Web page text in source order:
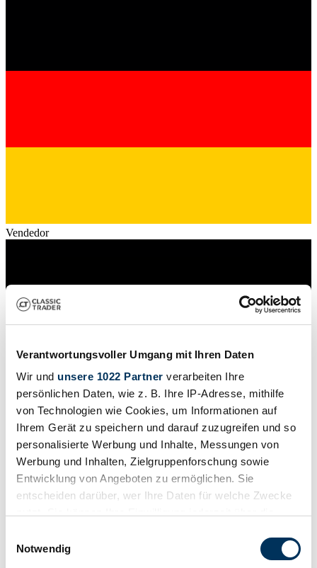
Verantwortungsvoller Umgang mit Ihren Daten
Wir und unsere 1022 Partner verarbeiten Ihre
persönlichen Daten, wie z. B. Ihre IP-Adresse, mithilfe
von Technologien wie Cookies, um Informationen auf
Ihrem Gerät zu speichern und darauf zuzugreifen und so
personalisierte Werbung und Inhalte, Messungen von
Werbung und Inhalten, Zielgruppenforschung sowie
Entwicklung von Angeboten zu ermöglichen. Sie
entscheiden darüber, wer Ihre Daten für welche Zwecke
Trigger Symbol ändern oder widerrufen
Notwendig
Vendedor
Vendedor
Anuncio caducado